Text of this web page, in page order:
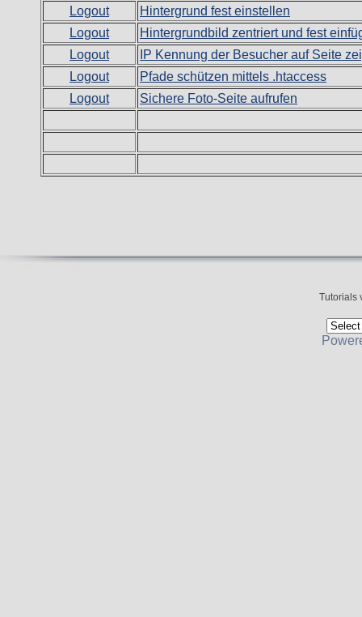
Logout
Hintergrund fest einstellen
Logout
Hintergrundbild zentriert und fest
Logout
IP Kennung der Besucher auf Seite
Logout
Pfade schützen mittels .htaccess
Logout
Sichere Foto-Seite aufrufen
Tutorials